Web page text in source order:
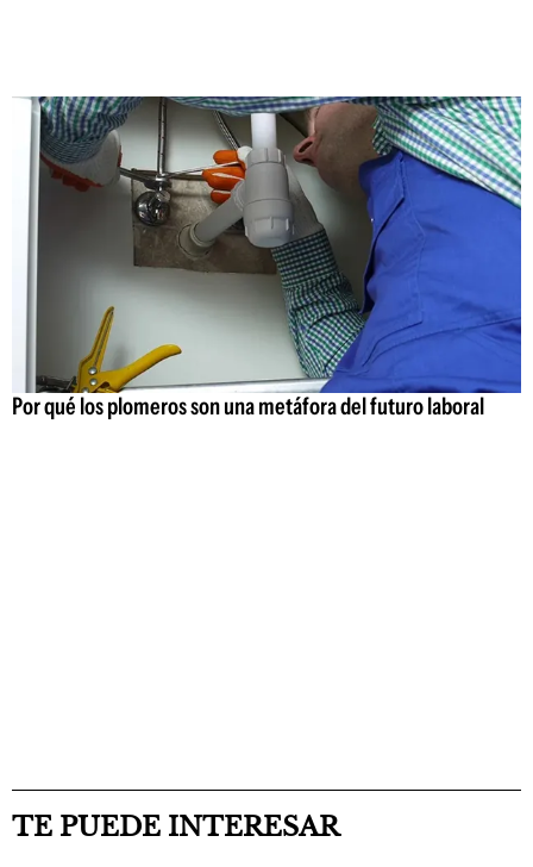
Por qué los plomeros son una metáfora del futuro laboral
TE PUEDE INTERESAR